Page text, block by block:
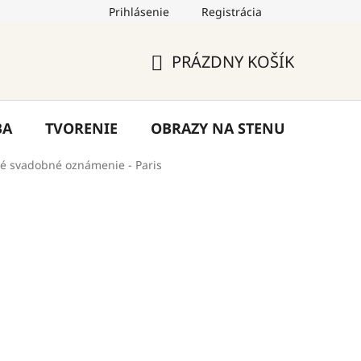
Hodnotenie obchodu Blog Kontakty
Prihlásenie Registrácia
KOŠÍK
PRÁZDNY KOŠÍK
TVORENIE OBRAZY NA STENU
svadobné oznámenie - Paris